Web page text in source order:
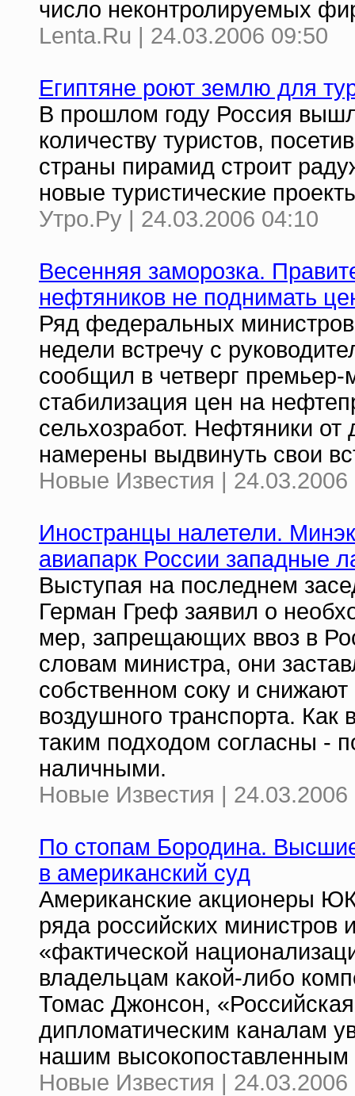
число неконтролируемых
Lenta.Ru | 24.03.2006 09:50
Египтяне роют землю для
В прошлом году Россия
количеству туристов,
страны пирамид строит
новые туристические
Утро.Ру | 24.03.2006 04:10
Весенняя заморозка.
нефтяников не поднимать
Ряд федеральных
недели встречу с
сообщил в четверг
стабилизация цен на
сельхозработ. Нефтяники от
намерены выдвинуть свои
Новые Известия | 24.03.2006
Иностранцы налетели.
авиапарк России западные
Выступая на последнем
Герман Греф заявил о
мер, запрещающих ввоз в
словам министра, они
собственном соку и
воздушного транспорта. Как
таким подходом согласны -
наличными.
Новые Известия | 24.03.2006
По стопам Бородина.
в американский суд
Американские акционеры
ряда российских министров
«фактической
владельцам какой-либо
Томас Джонсон,
дипломатическим каналам
нашим высокопоставленным
Новые Известия | 24.03.2006